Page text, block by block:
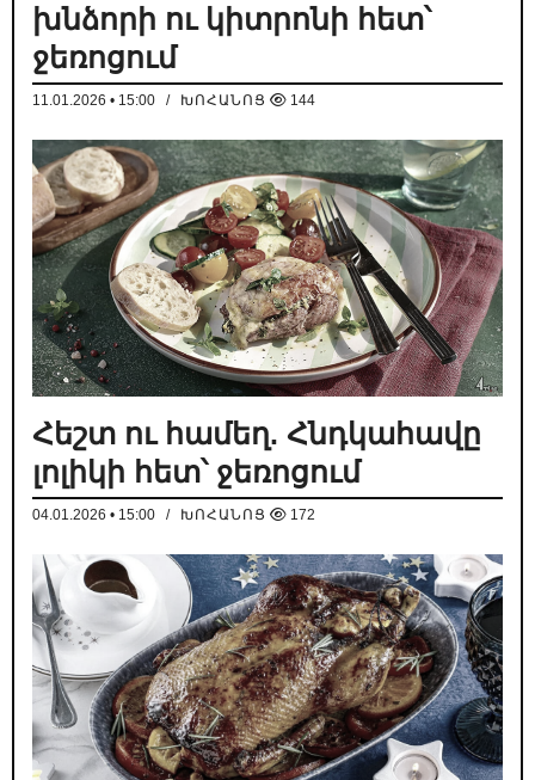
խնձորի ու կիտրոնի հետ՝
ջեռոցում
11.01.2026 • 15:00 / ԽՈՀԱՆՈՑ 144
Հեշտ ու համեղ. Հնդկահավը
լոլիկի հետ՝ ջեռոցում
04.01.2026 • 15:00 / ԽՈՀԱՆՈՑ 172